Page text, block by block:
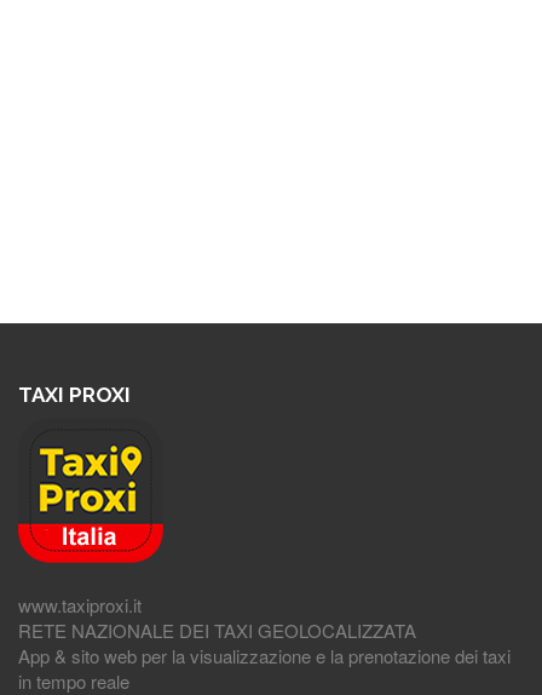
TAXI PROXI
www.taxiproxi.it
RETE NAZIONALE DEI TAXI GEOLOCALIZZATA
App & sito web per la visualizzazione e la prenotazione dei taxi
in tempo reale